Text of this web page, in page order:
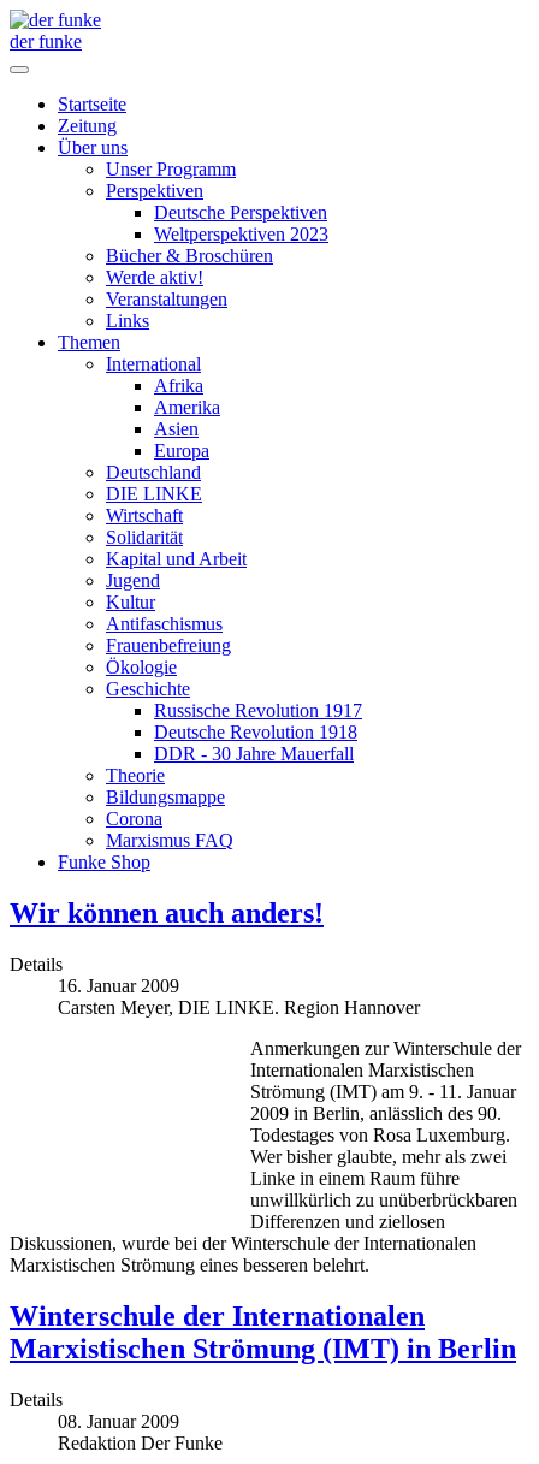
der funke
Startseite
Zeitung
Über uns
Unser Programm
Perspektiven
Deutsche Perspektiven
Weltperspektiven 2023
Bücher & Broschüren
Werde aktiv!
Veranstaltungen
Links
Themen
International
Afrika
Amerika
Asien
Europa
Deutschland
DIE LINKE
Wirtschaft
Solidarität
Kapital und Arbeit
Jugend
Kultur
Antifaschismus
Frauenbefreiung
Ökologie
Geschichte
Russische Revolution 1917
Deutsche Revolution 1918
DDR - 30 Jahre Mauerfall
Theorie
Bildungsmappe
Corona
Marxismus FAQ
Funke Shop
Wir können auch anders!
Details
16. Januar 2009
Carsten Meyer, DIE LINKE. Region Hannover
Anmerkungen zur Winterschule der
Internationalen Marxistischen
Strömung (IMT) am 9. - 11. Januar
2009 in Berlin, anlässlich des 90.
Todestages von Rosa Luxemburg.
Wer bisher glaubte, mehr als zwei
Linke in einem Raum führe
unwillkürlich zu unüberbrückbaren
Differenzen und ziellosen
Diskussionen, wurde bei der Winterschule der Internationalen
Marxistischen Strömung eines besseren belehrt.
Winterschule der Internationalen
Marxistischen Strömung (IMT) in Berlin
Details
08. Januar 2009
Redaktion Der Funke